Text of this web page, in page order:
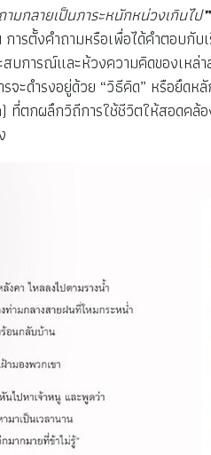
ามกลายเป็นภาระหนักหน่วงเกินไป”
ารตั้งคำถามหรือเพื่อได้คำตอบ
สบการณ์และห้วงความคิดของเ
ะดำรงอยู่ด้วย “วิธีคิด” หรือยึด
ที่ตกผลึกวิถีการใช้ชีวิตให้สอดค